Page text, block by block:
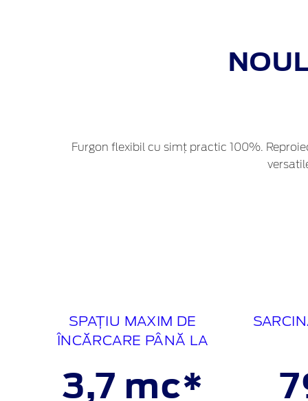
Furgon flexibil cu simț practic 100%.
SPAȚIU MAXIM DE
ÎNCĂRCARE PÂNĂ LA
3,7 mc*